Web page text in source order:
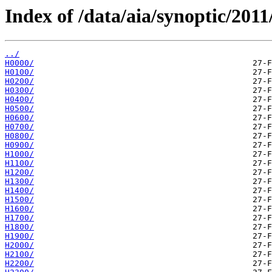
Index of /data/aia/synoptic/
../
H0000/
H0100/
H0200/
H0300/
H0400/
H0500/
H0600/
H0700/
H0800/
H0900/
H1000/
H1100/
H1200/
H1300/
H1400/
H1500/
H1600/
H1700/
H1800/
H1900/
H2000/
H2100/
H2200/